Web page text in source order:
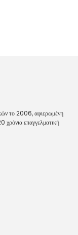
το 2006, αφιερωμένη
χρόνια επαγγελματική